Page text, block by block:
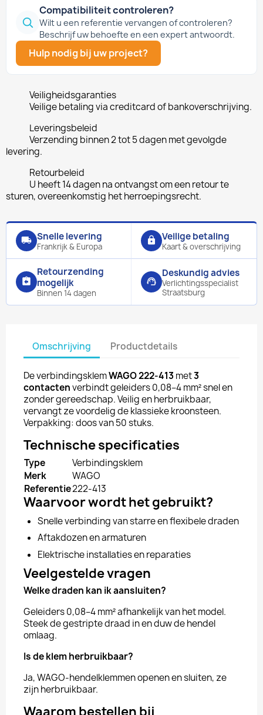
Compatibiliteit controleren?
Wilt u een referentie vervangen of controleren?
Beschrijf uw behoefte en een expert antwoordt.
Hulp nodig bij uw project?
Veiligheidsgaranties
Veilige betaling via creditcard of bankoverschrijving.
Leveringsbeleid
Verzending binnen 2 tot 5 dagen met gevolgde
levering.
Retourbeleid
U heeft 14 dagen na ontvangst om een retour te
sturen, overeenkomstig het herroepingsrecht.
local_shipping Snelle levering
Frankrijk & Europa
lock Veilige betaling
Kaart & overschrijving
assignment_return
Retourzending
mogelijk
Binnen 14 dagen
support_agent
Deskundig advies
Verlichtingsspecialist
Straatsburg
Omschrijving Productdetails
De verbindingsklemWAGO 222-413 met3
contactenverbindt geleiders 0,08–4 mm² snel en
zonder gereedschap. Veilig en herbruikbaar,
vervangt ze voordelig de klassieke kroonsteen.
Verpakking: doos van 50 stuks.
Technische specificaties
Type
Verbindingsklem
Merk
WAGO
Referentie222-413
Waarvoor wordt het gebruikt?
Snelle verbinding van starre en flexibele draden
Aftakdozen en armaturen
Elektrische installaties en reparaties
Veelgestelde vragen
Welke draden kan ik aansluiten?
Geleiders 0,08–4 mm² afhankelijk van het model.
Steek de gestripte draad in en duw de hendel
omlaag.
Is de klem herbruikbaar?
Ja, WAGO-hendelklemmen openen en sluiten, ze
zijn herbruikbaar.
Waarom bestellen bij